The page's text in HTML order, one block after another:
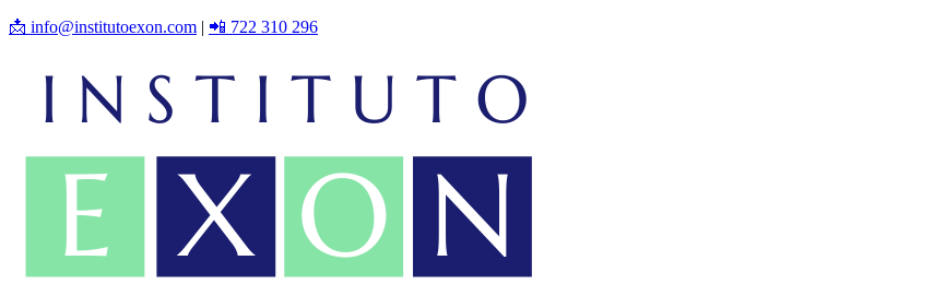
📩 info@institutoexon.com | 📲 722 310 296